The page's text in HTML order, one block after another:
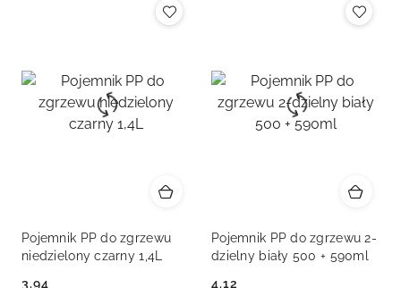
Pojemnik PP do zgrzewu
niedzielony czarny 1,4L
3.94
Pojemnik PP do zgrzewu 2-
dzielny biały 500 + 590ml
4.12